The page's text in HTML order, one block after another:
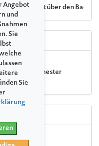
erfolgt über den
und Orchester
op. 35
Angebot
und
Sie
Sie